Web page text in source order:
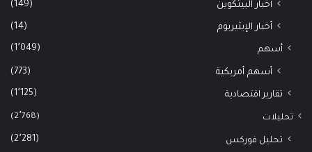
أخبار البيتكوين (149)
أخبار الإيثيريوم (14)
أسهم (1٬049)
أسهم أمريكية (773)
تقارير اقتصادية (1٬125)
تحليلات (2٬768)
تحليل فوركس (2٬281)